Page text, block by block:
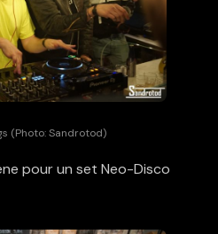
(Photo: Sandrotod)
pour un set Neo-Disco